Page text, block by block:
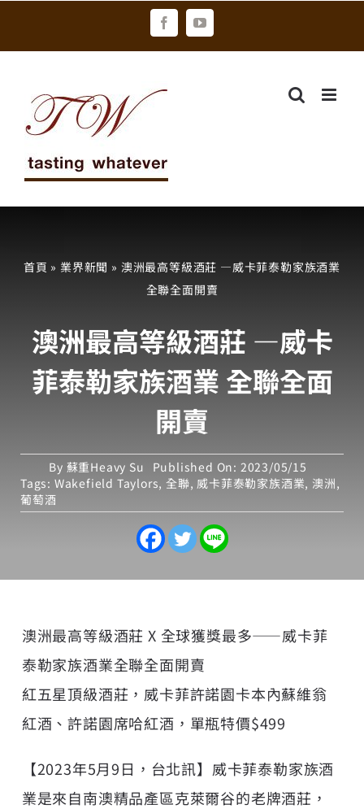
FacebookYouTube
首頁 » 業界新聞 » 澳洲最高等級酒莊 —威卡菲泰勒家族酒業
全聯全面開賣
澳洲最高等級酒莊 —威卡
菲泰勒家族酒業 全聯全面
開賣
By 蘇重Heavy Su
Published On: 2023/05/15
Tags: Wakefield Taylors, 全聯, 威卡菲泰勒家族酒業, 澳洲,
葡萄酒
澳洲最高等級酒莊 X 全球獲獎最多——威卡菲
泰勒家族酒業全聯全面開賣
紅五星頂級酒莊，威卡菲許諾園卡本內蘇維翁
紅酒、許諾園席哈紅酒，單瓶特價$499
【2023年5月9日，台北訊】威卡菲泰勒家族酒
業是來自南澳精品產區克萊爾谷的老牌酒莊，